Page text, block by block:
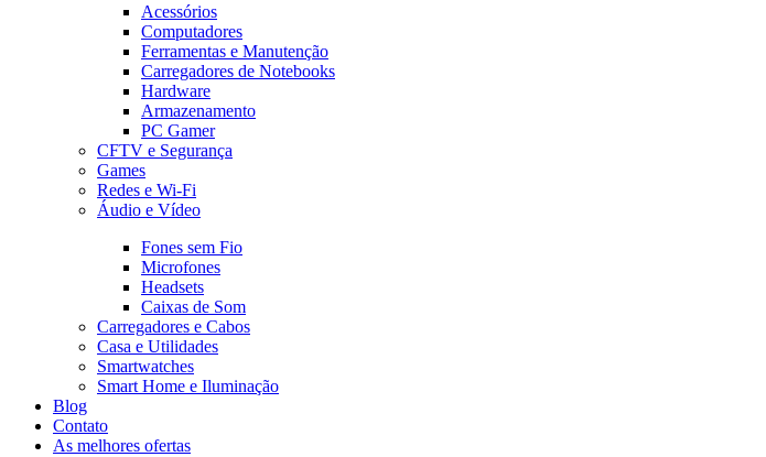
Acessórios
Computadores
Ferramentas e Manutenção
Carregadores de Notebooks
Hardware
Armazenamento
PC Gamer
CFTV e Segurança
Games
Redes e Wi-Fi
Áudio e Vídeo
Fones sem Fio
Microfones
Headsets
Caixas de Som
Carregadores e Cabos
Casa e Utilidades
Smartwatches
Smart Home e Iluminação
Blog
Contato
As melhores ofertas